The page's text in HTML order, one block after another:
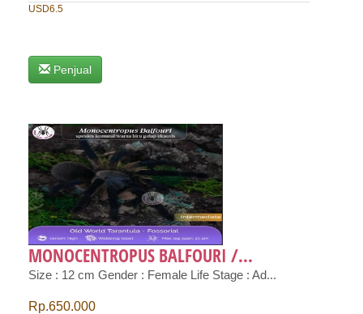
USD6.5
Penjual
MONOCENTROPUS BALFOURI /...
Size : 12 cm Gender : Female Life Stage : Ad...
Rp.650.000